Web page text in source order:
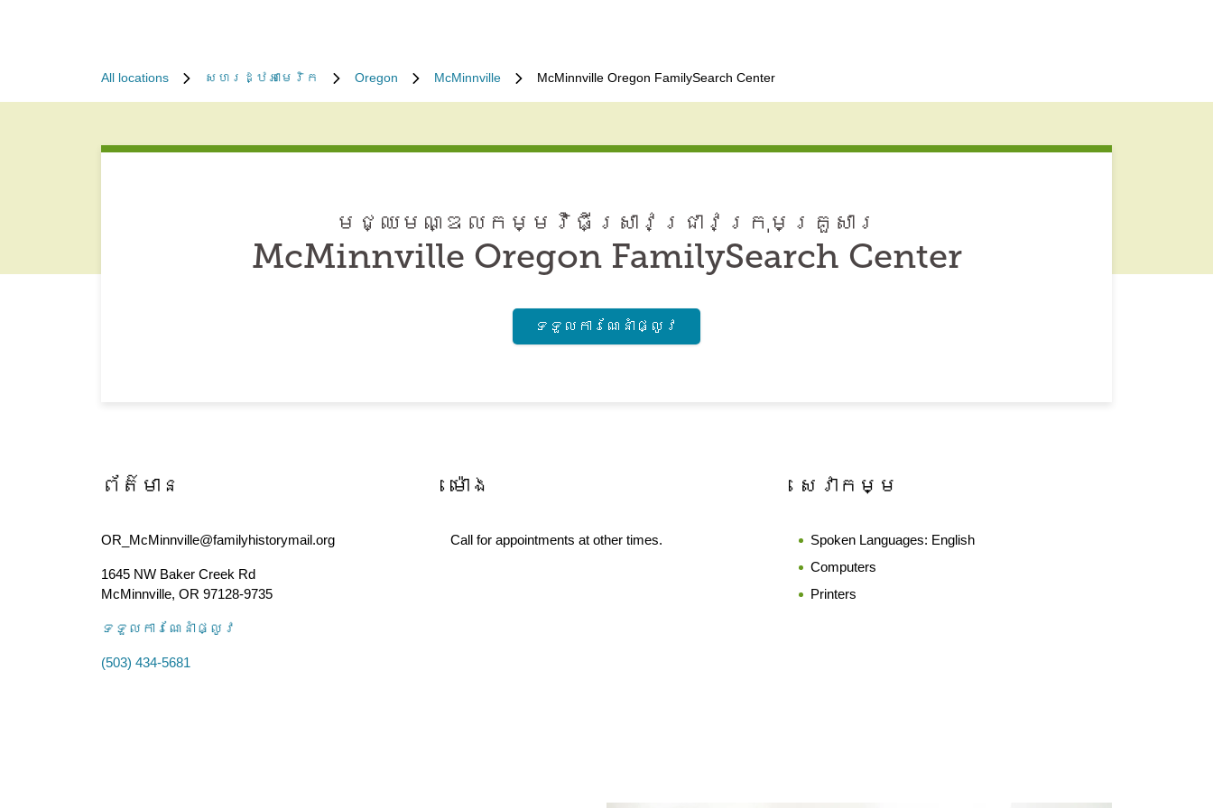
All locations សហរដ្ឋអាមេរិក Oregon McMinnville McMinnville Oregon FamilySearch Center
មជ្ឈមណ្ឌល​កម្មវិធី​ស្រាវជ្រាវ​ក្រុមគ្រួសារ
McMinnville Oregon FamilySearch Center
ទទួល​ការណែនាំ​ផ្លូវ
ព័ត៌មាន
OR_McMinnville@familyhistorymail.org
1645 NW Baker Creek Rd
McMinnville, OR 97128-9735
ទទួល​ការណែនាំ​ផ្លូវ
(503) 434-5681
ម៉ោង
Call for appointments at other times.
សេវាកម្ម
Spoken Languages: English
Computers
Printers